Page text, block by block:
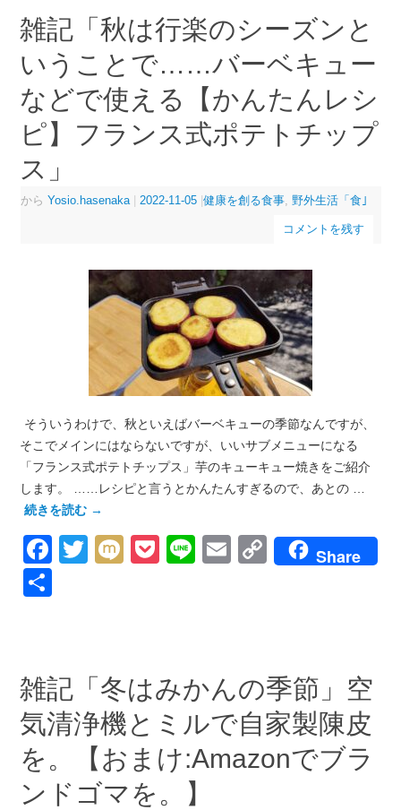
雑記「秋は行楽のシーズンと
いうことで……バーベキュー
などで使える【かんたんレシ
ピ】フランス式ポテトチップ
ス」
から Yosio.hasenaka 2022-11-05 健康を創る食事, 野外生活「食｣
コメントを残す
そういうわけで、秋といえばバーベキューの季節なんですが、
そこでメインにはならないですが、いいサブメニューになる
「フランス式ポテトチップス」芋のキューキュー焼きをご紹介
します。 ……レシピと言うとかんたんすぎるので、あとの …
続きを読む →
Facebook
Twitter
MixiPocket
LineEmailCopyShare
雑記「冬はみかんの季節」空
気清浄機とミルで自家製陳皮
を。【おまけ:Amazonでブラ
ンドゴマを。】